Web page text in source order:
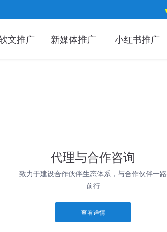
文推广 新媒体推广 小红书推广
代理与合作咨询
致力于建设合作伙伴生态体系，与合作伙伴一路
前行
查看详情